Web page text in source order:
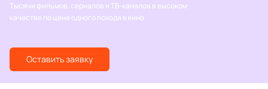
Тысячи фильмов, сериалов и ТВ-каналов в высоком
качестве по цене одного похода в кино
Оставить заявку